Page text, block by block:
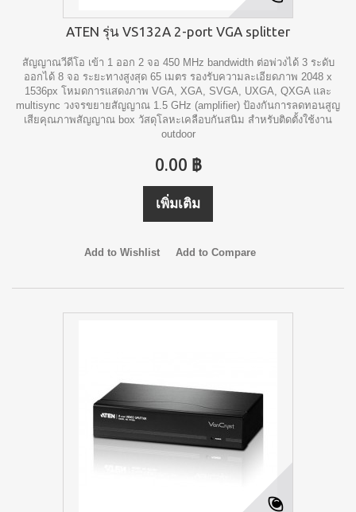
ATEN รุ่น VS132A 2-port VGA splitter
สัญญาณวีดีโอ เข้า 1 ออก 2 จอ 450 MHz bandwidth ต่อพ่วงได้ 3 ระดับ
ออกได้ 8 จอ ระยะทางสูงสุด 65 เมตร รองรับความละเอียดภาพ 2048 x
1536px โหมดการแสดงภาพ VGA, XGA, SVGA, UXGA, QXGA และ
multisync วงจรขยายสัญญาณ 1.5 GHz (amplifier) ป้องกันการลดทอนสูญ
เสียคุณภาพสัญญาณ box วัสดุโลหะเคลือบกันสนิม สำหรับติดตั้งใช้งาน
outdoor
0.00 ฿
เพิ่มเติม
Add to Wishlist Add to Compare